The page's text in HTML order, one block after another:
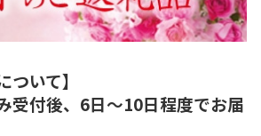
ついて】
受付後、6日～10日程度でお届